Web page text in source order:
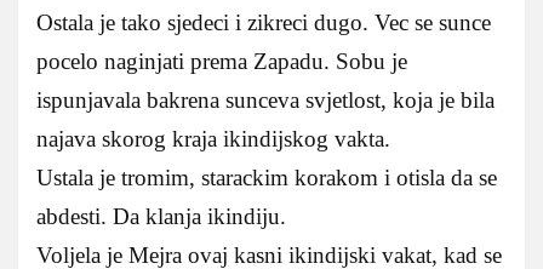
Ostala je tako sjedeci i zikreci dugo. Vec se sunce
pocelo naginjati prema Zapadu. Sobu je
ispunjavala bakrena sunceva svjetlost, koja je bila
najava skorog kraja ikindijskog vakta.
Ustala je tromim, starackim korakom i otisla da se
abdesti. Da klanja ikindiju.
Voljela je Mejra ovaj kasni ikindijski vakat, kad se